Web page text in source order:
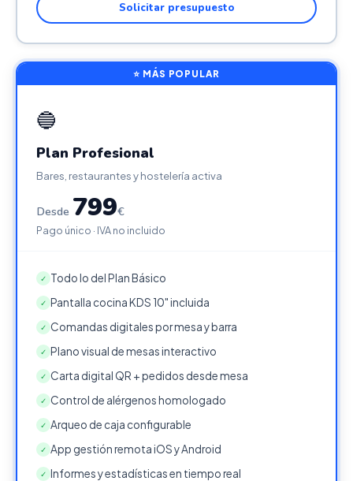
Solicitar presupuesto
⭐ MÁS POPULAR
🔵
Plan Profesional
Bares, restaurantes y hostelería activa
Desde 799€
Pago único · IVA no incluido
✓ Todo lo del Plan Básico
✓ Pantalla cocina KDS 10" incluida
✓ Comandas digitales por mesa y barra
✓ Plano visual de mesas interactivo
✓ Carta digital QR + pedidos desde mesa
✓ Control de alérgenos homologado
✓ Arqueo de caja configurable
✓ App gestión remota iOS y Android
✓ Informes y estadísticas en tiempo real